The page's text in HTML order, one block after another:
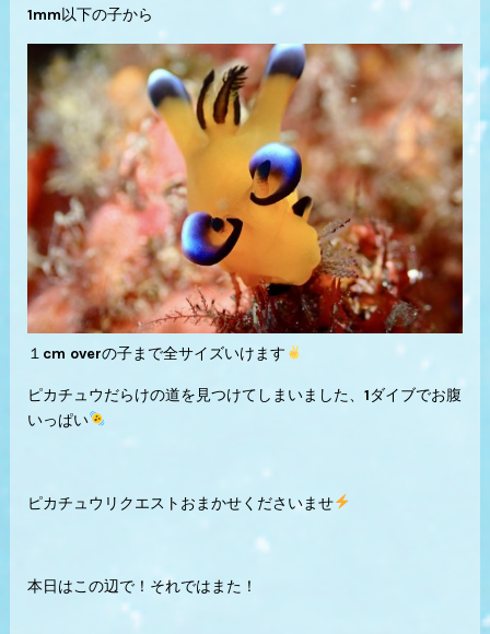
1mm以下の子から
１cm overの子まで全サイズいけます
ピカチュウだらけの道を見つけてしまいました、1ダイブでお腹
いっぱい
ピカチュウリクエストおまかせくださいませ
本日はこの辺で！それではまた！